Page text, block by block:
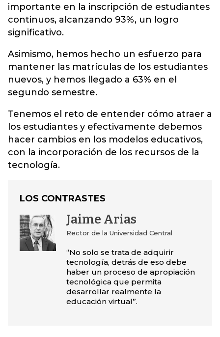
importante en la inscripción de estudiantes
continuos, alcanzando 93%, un logro
significativo.
Asimismo, hemos hecho un esfuerzo para
mantener las matrículas de los estudiantes
nuevos, y hemos llegado a 63% en el
segundo semestre.
Tenemos el reto de entender cómo atraer a
los estudiantes y efectivamente debemos
hacer cambios en los modelos educativos,
con la incorporación de los recursos de la
tecnología.
LOS CONTRASTES
Jaime Arias
Rector de la Universidad Central
“No solo se trata de adquirir
tecnología, detrás de eso debe
haber un proceso de apropiación
tecnológica que permita
desarrollar realmente la
educación virtual”.